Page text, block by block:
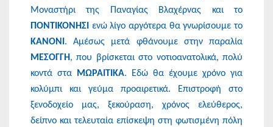
Μοναστήρι της Παναγίας Βλαχέρνας και το
ΠΟΝΤΙΚΟΝΗΣΙ ενώ λίγο αργότερα θα γνωρίσουμε το
ΚΑΝΟΝΙ . Αμέσως μετά φθάνουμε στην παραλία
ΜΕΣΟΓΓΗ, που βρίσκεται στο νοτιοανατολικά, πολύ
κοντά στα
ΜΩΡΑΙΤΙΚΑ. Εδώ θα έχουμε χρόνο για
κολύμπι και γεύμα προαιρετικά. Επιστροφή στο
ξενοδοχείο μας, ξεκούραση, χρόνος ελεύθερος,
δείπνο και τελευταία επίσκεψη στη φωτισμένη πόλη